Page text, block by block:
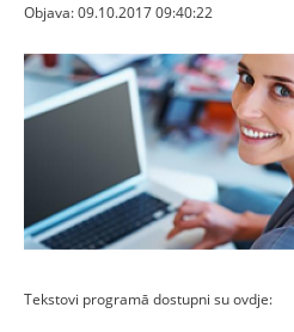
Objava: 09.10.2017 09:40:22
Tekstovi programā dostupni su ovdje: